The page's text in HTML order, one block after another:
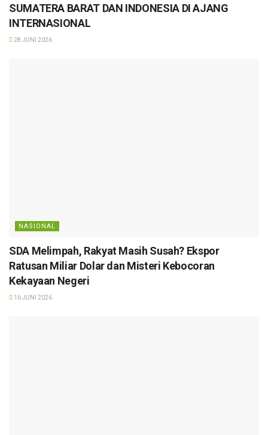
SUMATERA BARAT DAN INDONESIA DI AJANG
INTERNASIONAL
28 JUNI 2026
NASIONAL
SDA Melimpah, Rakyat Masih Susah? Ekspor
Ratusan Miliar Dolar dan Misteri Kebocoran
Kekayaan Negeri
16 JUNI 2026